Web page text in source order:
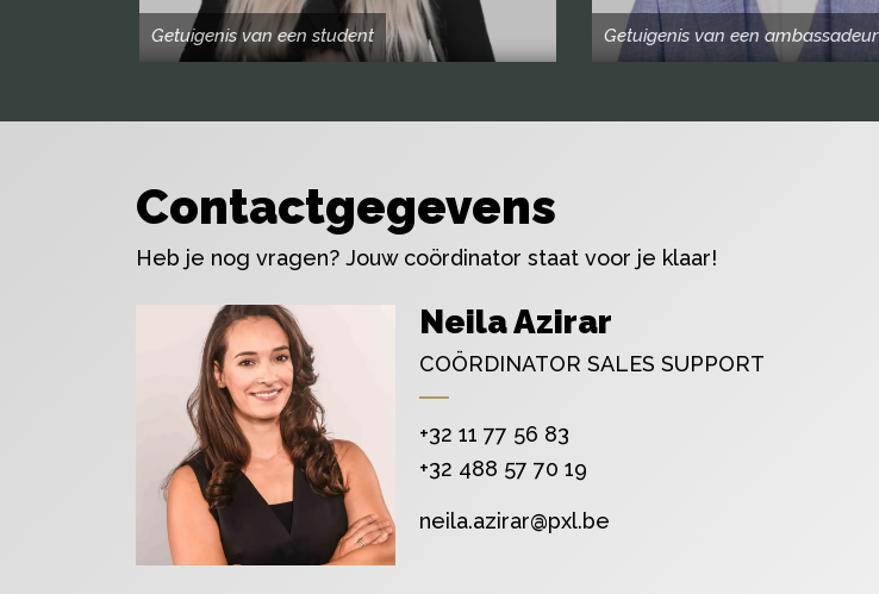
Getuigenis van een student Getuigenis van een ambassadeur
Contactgegevens
Heb je nog vragen? Jouw coördinator staat voor je klaar!
Neila Azirar
COÖRDINATOR SALES SUPPORT
+32 11 77 56 83
+32 488 57 70 19
neila.azirar@pxl.be